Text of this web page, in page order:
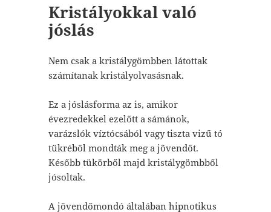
ONLINE GYÓGYÍTÁS,TANÁCSADÁS
VÁSÁRLÁS / KOSÁR
Kristályokkal való
jóslás
Nem csak a kristálygömbben látottak
számítanak kristályolvasásnak.
Ez a jóslásforma az is, amikor
évezredekkel ezelőtt a sámánok,
varázslók víztócsából vagy tiszta vizű tó
tükréből mondták meg a jövendőt.
Később tükörből majd kristálygömbből
jósoltak.
A jövendőmondó általában hipnotikus